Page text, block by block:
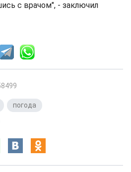
с врачом", - заключил
погода